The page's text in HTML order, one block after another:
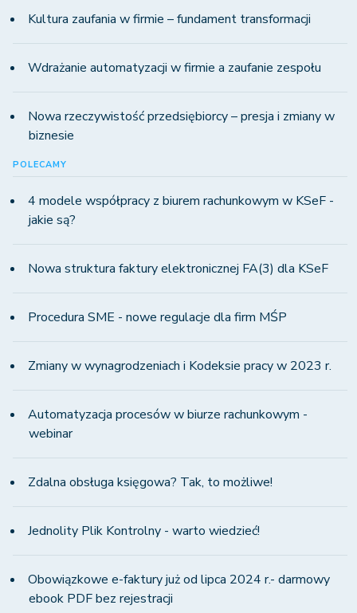
Kultura zaufania w firmie – fundament transformacji
Wdrażanie automatyzacji w firmie a zaufanie zespołu
Nowa rzeczywistość przedsiębiorcy – presja i zmiany w
biznesie
POLECAMY
4 modele współpracy z biurem rachunkowym w KSeF -
jakie są?
Nowa struktura faktury elektronicznej FA(3) dla KSeF
Procedura SME - nowe regulacje dla firm MŚP
Zmiany w wynagrodzeniach i Kodeksie pracy w 2023 r.
Automatyzacja procesów w biurze rachunkowym -
webinar
Zdalna obsługa księgowa? Tak, to możliwe!
Jednolity Plik Kontrolny - warto wiedzieć!
Obowiązkowe e-faktury już od lipca 2024 r.- darmowy
ebook PDF bez rejestracji